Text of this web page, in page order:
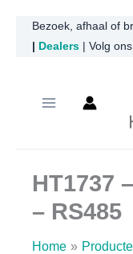
naar
inhoud
Bezoek, afhaal of
Dealers | Volg
HT1737
– RS485
Home